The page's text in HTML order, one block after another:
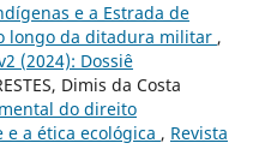
e a Estrada de
longo da ditadura militar ,
(2024): Dossiê
Dimis da Costa
do direito
a ética ecológica , Revista